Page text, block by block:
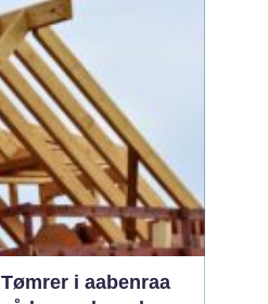
Nordsjælland. Store
træer kan give skygge,
læ og charme, men de
kan også udvikle sig til
en risiko, hvis de st...
Tømrer i aabenraa